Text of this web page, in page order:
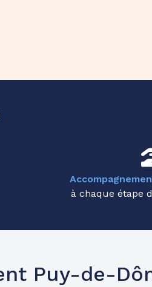
à chaque étape
Puy-de-